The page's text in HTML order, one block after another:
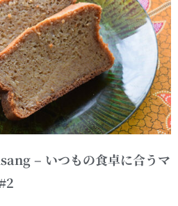
– いつもの食卓に合うマ